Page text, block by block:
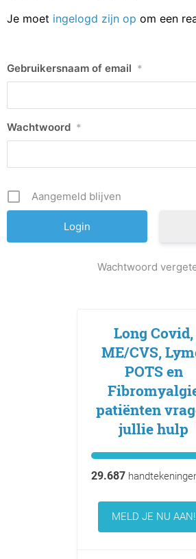
Je moet ingelogd zijn op om een
Gebruikersnaam of email *
Wachtwoord *
Aangemeld blijven
Wachtwoord
Long Covid,
ME/CVS,
POTS en
patiënten
jullie hulp
29.687
MELD JE NU AAN!